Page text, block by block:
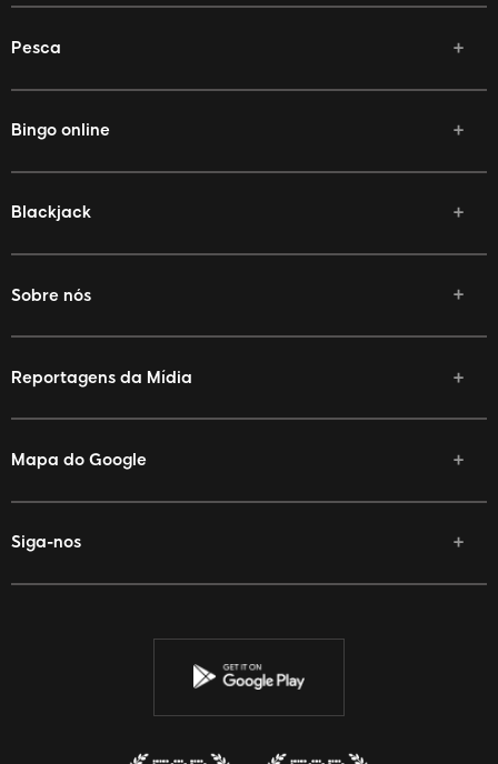
Pesca
Bingo online
Blackjack
Sobre nós
Reportagens da Mídia
Mapa do Google
Siga-nos
Facebook